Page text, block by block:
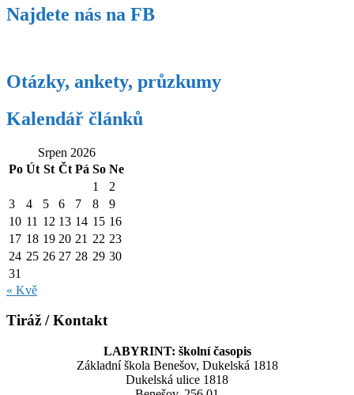
časopisu
Najdete nás na FB
Otázky, ankety, průzkumy
Kalendář článků
Srpen 2026
Po Út St Čt Pá So Ne
1
2
3
4 5 6 7 8
9
10 11 12 13 14 15 16
17 18 19 20 21 22 23
24 25 26 27 28 29 30
31
« Kvě
Tiráž / Kontakt
LABYRINT: školní časopis
Základní škola Benešov, Dukelská 1818
Dukelská ulice 1818